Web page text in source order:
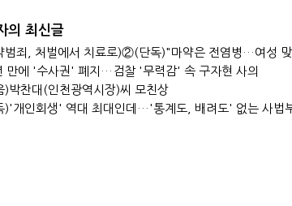
의 최신글
(마
만에 '수사권' 폐지…검찰 '무력감' 속 구자현 사의
)박찬대(인천광역시장)씨 모친상
)'개인회생' 역대 최대인데…'통계도, 배려도' 없는 사법